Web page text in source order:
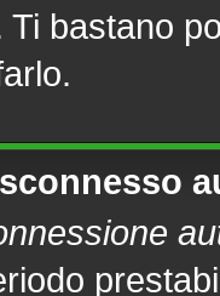
bastano